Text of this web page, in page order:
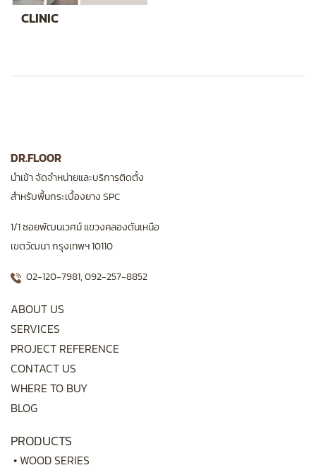
CLINIC
DR.FLOOR
นำเข้า จัดจำหน่ายและบริการติดตั้ง
สำหรับพื้นกระเบื้องยาง SPC
1/1 ซอยพัฒนเวศม์ แขวงคลองตันเหนือ
เขตวัฒนา กรุงเทพฯ 10110
02-120-7981,092-257-8852
ABOUT US
SERVICES
PROJECT REFERENCE
CONTACT US
WHERE TO BUY
BLOG
PRODUCTS
• WOOD SERIES